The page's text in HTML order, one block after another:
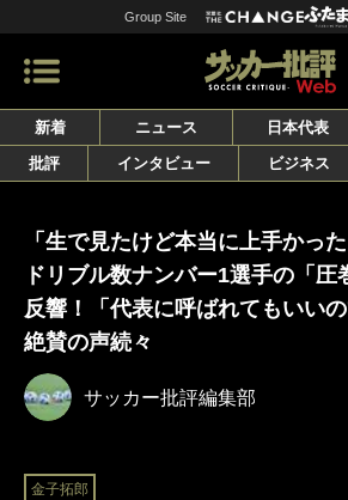
Group Site
新着 ニュース 日本代表
批評
インタビュー ビジネス
「生で見たけど本当に上手かっ
ドリブル数ナンバー1選手の「
反響！「代表に呼ばれてもいい
絶賛の声続々
サッカー批評編集部
金子拓郎